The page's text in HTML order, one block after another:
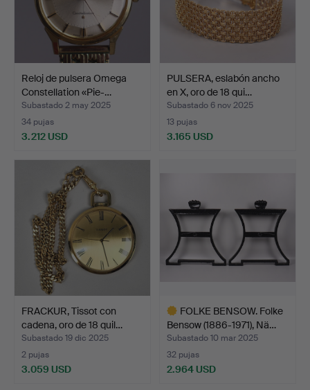
Reloj de pulsera Omega
Constellation «Pie-…
Subastado 2 may 2025
34 pujas
3.212 USD
PULSERA, eslabón ancho
en X, oro de 18 qui…
Subastado 6 nov 2025
13 pujas
3.165 USD
FRACKUR, Tissot con
cadena, oro de 18 quil…
Subastado 19 dic 2025
2 pujas
3.059 USD
FOLKE BENSOW. Folke
Bensow (1886-1971), Nä…
Subastado 10 mar 2025
32 pujas
2.964 USD